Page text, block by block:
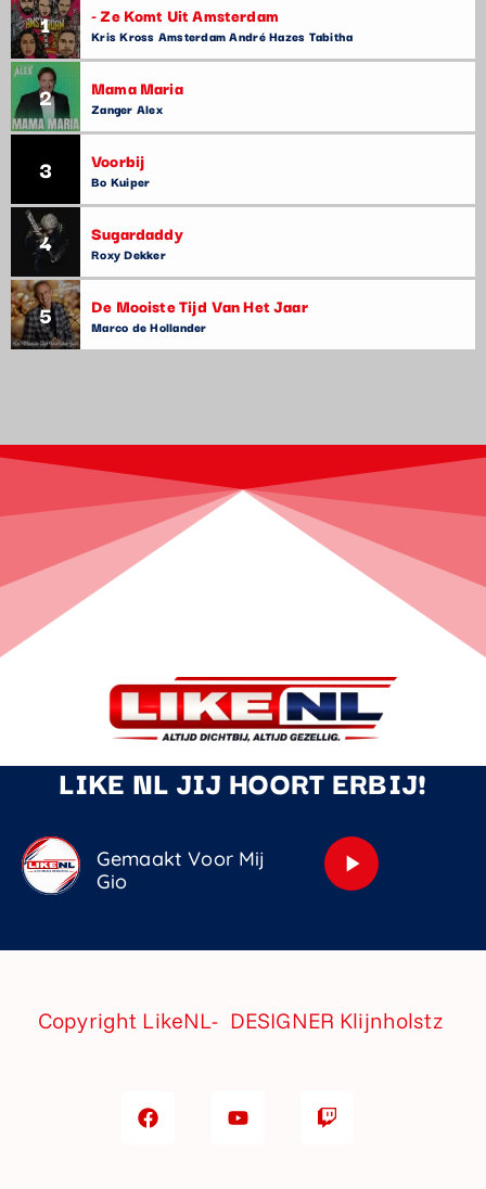
1 - Ze Komt Uit Amsterdam
Kris Kross Amsterdam André Hazes Tabitha
2 Mama Maria
Zanger Alex
3 Voorbij
Bo Kuiper
4 Sugardaddy
Roxy Dekker
5 De Mooiste Tijd Van Het Jaar
Marco de Hollander
LIKE NL JIJ HOORT ERBIJ!
Gemaakt Voor Mij
Gio
play_arrow
Copyright LikeNL- DESIGNER Klijnholstz